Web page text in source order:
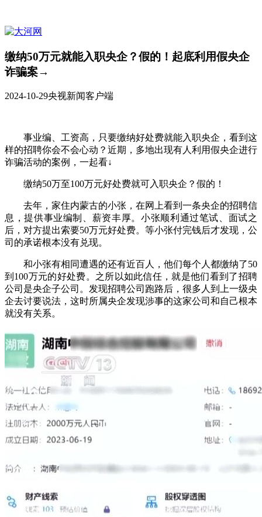
缴纳50万元就能入职央企？假的！起底利用假央企
诈骗案→
2024-10-29央视新闻客户端
事业编、工资高，只要缴纳好处费就能入职央企，看到这
样的招聘你会不会心动？近期，多地出现有人利用假央企进行
诈骗活动的案例，一起看↓
缴纳50万至100万元好处费就可入职央企？假的！
去年，家住内蒙古的小张，在网上看到一条央企的招聘信
息，提供事业编制、薪资丰厚。小张顺利通过笔试、面试之
后，对方提出索要50万元好处费。等小张付完钱后才发现，公
司的承诺根本没有兑现。
和小张有相同遭遇的还有近百人，他们每个人都缴纳了50
到100万元的好处费。之所以如此信任，就是他们看到了招聘
公司是央企子公司。发现招聘公司跑路后，很多人到上一级央
企去讨要说法，这时所属央企发现涉事的这家公司和自己根本
就没有关系。